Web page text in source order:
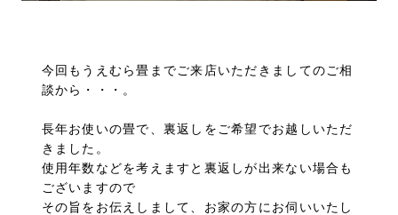
今回もうえむら畳までご来店いただきましてのご相
談から・・・。
長年お使いの畳で、裏返しをご希望でお越しいただ
きました。
使用年数などを考えますと裏返しが出来ない場合も
ございますので
その旨をお伝えしまして、お家の方にお伺いいたし